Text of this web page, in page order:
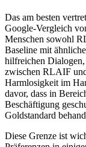
Das am besten
Google-Vergleich
Menschen sowohl
Baseline mit
hilfreichen
zwischen RLAIF
Harmlosigkeit im
davor, dass in
Beschäftigung
Goldstandard
Diese Grenze ist